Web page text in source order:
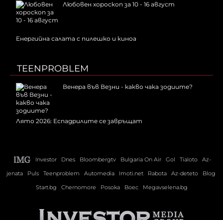
Любовен хороскоп за 10 - 16 август
Енергийна салата с пилешко и киноа
TEENPROBLEM
Венера във Везни - какво чака зодиите?
Лято 2026: Еспадрилите се завръщат
Investor Dnes Bloombergtv Bulgaria On Air Gol Tialoto
Az-
jenata
Puls Teenproblem Automedia Imoti.net Rabota Az-deteto
Blog
Start.bg
Chernomore Posoka Boec Megavselena.bg